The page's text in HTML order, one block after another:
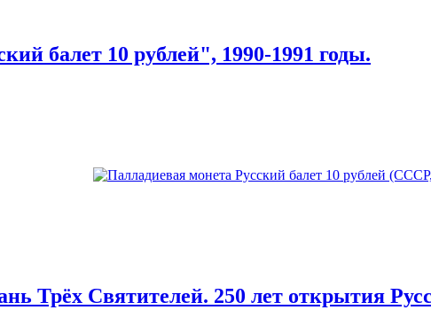
балет 10 рублей", 1990-1991 годы.
Трёх Святителей. 250 лет открытия